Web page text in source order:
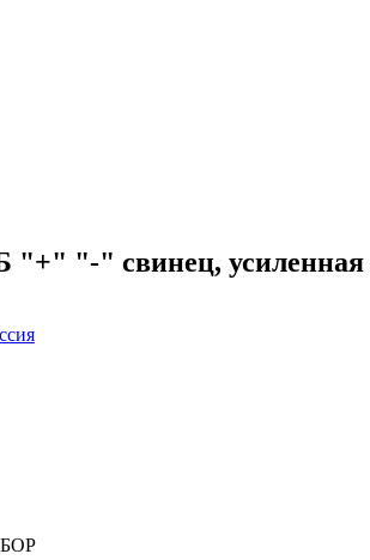
"+" "-" свинец, усиленная